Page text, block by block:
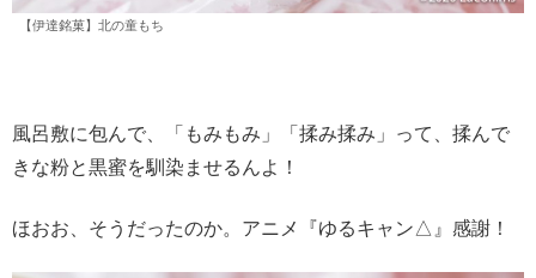
【伊達銘菓】北の童もち
風呂敷に包んで、「もみもみ」「揉み揉み」って、揉んで
きな粉と黒蜜を馴染ませるんよ！
ほおお、そうだったのか。アニメ『ゆるキャン△』感謝！